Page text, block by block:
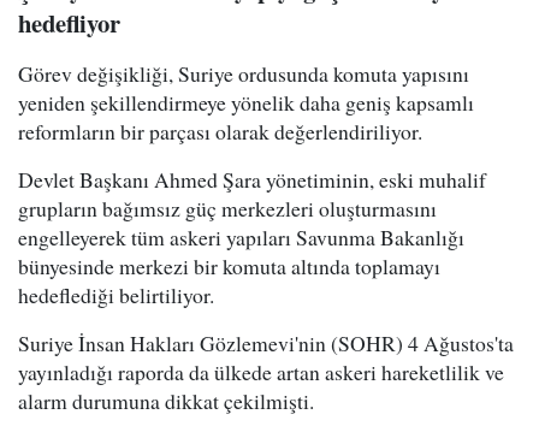
hedefliyor
Görev değişikliği, Suriye ordusunda komuta yapısını
yeniden şekillendirmeye yönelik daha geniş kapsamlı
reformların bir parçası olarak değerlendiriliyor.
Devlet Başkanı Ahmed Şara yönetiminin, eski muhalif
grupların bağımsız güç merkezleri oluşturmasını
engelleyerek tüm askeri yapıları Savunma Bakanlığı
bünyesinde merkezi bir komuta altında toplamayı
hedeflediği belirtiliyor.
Suriye İnsan Hakları Gözlemevi'nin (SOHR) 4 Ağustos'ta
yayınladığı raporda da ülkede artan askeri hareketlilik ve
alarm durumuna dikkat çekilmişti.